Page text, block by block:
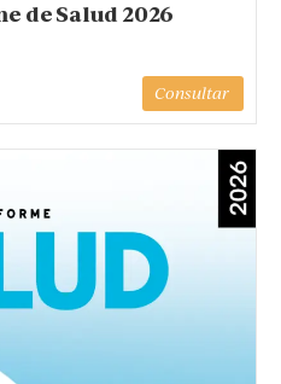
de Salud 2026
Consultar